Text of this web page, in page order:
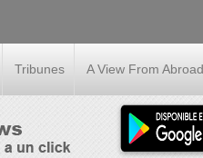
Tribunes A View From Abroad